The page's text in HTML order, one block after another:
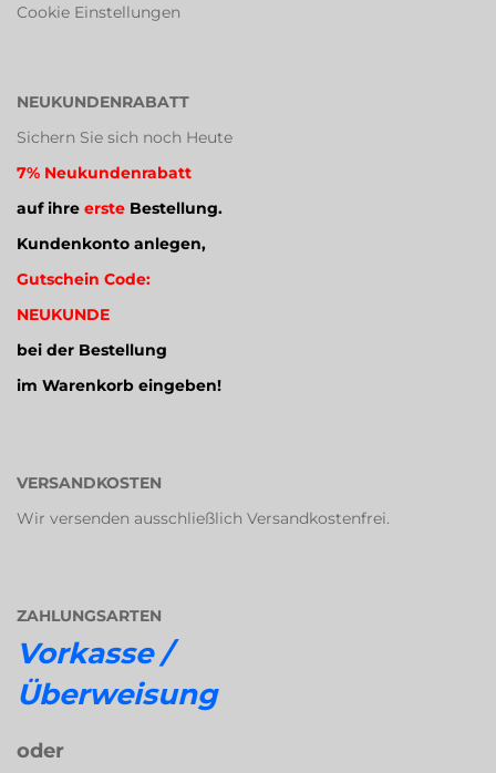
Cookie Einstellungen
NEUKUNDENRABATT
Sichern Sie sich noch Heute
7% Neukundenrabatt
auf ihre erste Bestellung.
Kundenkonto anlegen,
Gutschein Code:
NEUKUNDE
bei der Bestellung
im Warenkorb eingeben!
VERSANDKOSTEN
Wir versenden ausschließlich Versandkostenfrei.
ZAHLUNGSARTEN
Vorkasse /
Überweisung
oder